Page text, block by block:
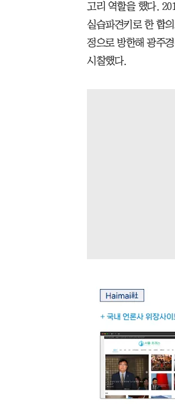
고리 역할을 했다.
실습파견키로 한 합
정으로 방한해 광주
시찰했다.